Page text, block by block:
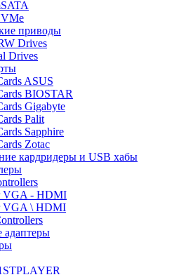
приводы
Drives
Drives
ASUS
BIOSTAR
Gigabyte
Palit
Sapphire
Zotac
кардридеры и USB хабы
VGA - HDMI
VGA \ HDMI
адаптеры